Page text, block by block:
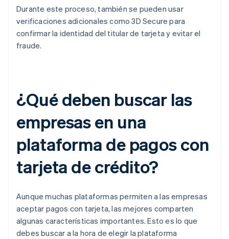
Durante este proceso, también se pueden usar
verificaciones adicionales como 3D Secure para
confirmar la identidad del titular de tarjeta y evitar el
fraude.
¿Qué deben buscar las
empresas en una
plataforma de pagos con
tarjeta de crédito?
Aunque muchas plataformas permiten a las empresas
aceptar pagos con tarjeta, las mejores comparten
algunas características importantes. Esto es lo que
debes buscar a la hora de elegir la plataforma